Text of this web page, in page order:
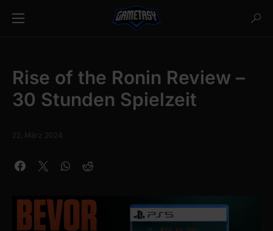
Rise of the Ronin Review –
30 Stunden Spielzeit
22. März 2024